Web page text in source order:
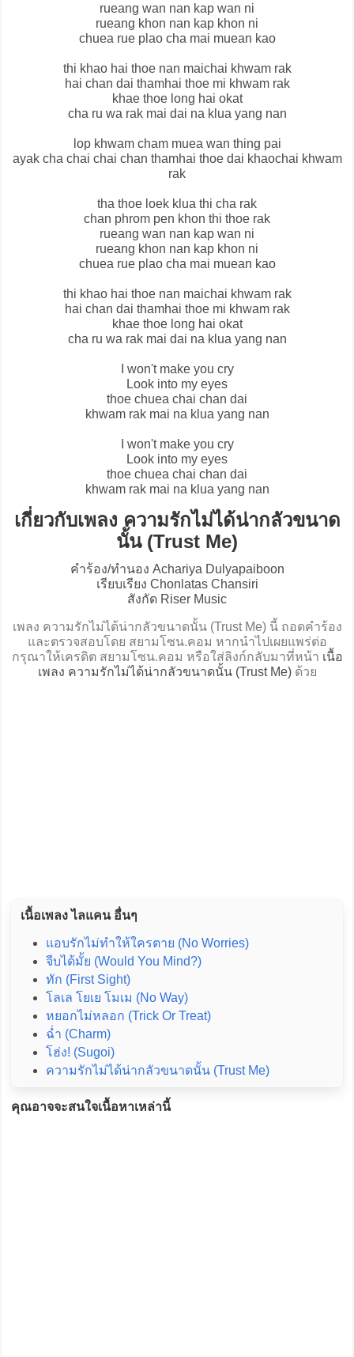
rueang wan nan kap wan ni
rueang khon nan kap khon ni
chuea rue plao cha mai muean kao
thi khao hai thoe nan maichai khwam rak
hai chan dai thamhai thoe mi khwam rak
khae thoe long hai okat
cha ru wa rak mai dai na klua yang nan
lop khwam cham muea wan thing pai
ayak cha chai chai chan thamhai thoe dai khaochai khwam
rak
tha thoe loek klua thi cha rak
chan phrom pen khon thi thoe rak
rueang wan nan kap wan ni
rueang khon nan kap khon ni
chuea rue plao cha mai muean kao
thi khao hai thoe nan maichai khwam rak
hai chan dai thamhai thoe mi khwam rak
khae thoe long hai okat
cha ru wa rak mai dai na klua yang nan
I won't make you cry
Look into my eyes
thoe chuea chai chan dai
khwam rak mai na klua yang nan
I won't make you cry
Look into my eyes
thoe chuea chai chan dai
khwam rak mai na klua yang nan
เกี่ยวกับเพลง ความรักไม่ได้น่ากลัวขนาด
นั้น (Trust Me)
คำร้อง/ทำนอง Achariya Dulyapaiboon
เรียบเรียง Chonlatas Chansiri
สังกัด Riser Music
เพลง ความรักไม่ได้น่ากลัวขนาดนั้น (Trust Me) นี้ ถอดคำร้อง
และตรวจสอบโดย สยามโซน.คอม หากนำไปเผยแพร่ต่อ
กรุณาให้เครดิต สยามโซน.คอม หรือใส่ลิงก์กลับมาที่หน้า เนื้อ
เพลง ความรักไม่ได้น่ากลัวขนาดนั้น (Trust Me)ด้วย
เนื้อเพลง ไลแคน อื่นๆ
แอบรักไม่ทำให้ใครตาย (No Worries)
จีบได้มั้ย (Would You Mind?)
ทัก (First Sight)
โลเล โยเย โมเม (No Way)
หยอกไม่หลอก (Trick Or Treat)
ฉ่ำ (Charm)
โฮ่ง! (Sugoi)
ความรักไม่ได้น่ากลัวขนาดนั้น (Trust Me)
คุณอาจจะสนใจเนื้อหาเหล่านี้